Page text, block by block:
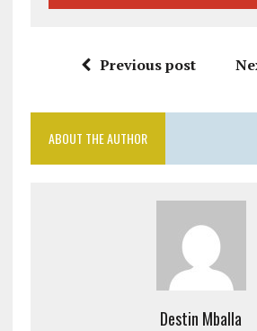
Previous post
ABOUT THE AUTHOR
Destin Mballa